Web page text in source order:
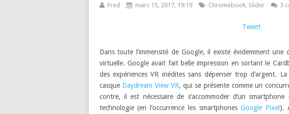
Fred mars 15, 2017, 19:19 Chromebook, Slider 3
Tweet
Dans toute l’immensité de Google, il existe évidemment
virtuelle. Google avait fait belle impression en sortant le
des expériences VR inédites sans dépenser trop d’argent.
casque Daydream View VR, qui se présente comme un
contre, il est nécessaire de s’accommoder d’un
technologie (en l’occurrence les smartphonesGoogle Pixel ).